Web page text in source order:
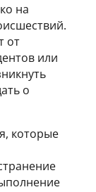
на
от
или
о
которые